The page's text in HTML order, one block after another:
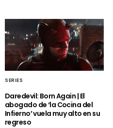
SERIES
Daredevil: Born Again | El
abogado de ‘la Cocina del
Infierno’ vuela muy alto en su
regreso